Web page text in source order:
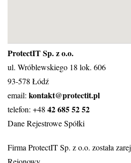
ProtectIT
ul. Wróblewskiego 18 lok. 606
93-578 Łódź
email: kontakt@protectit.pl
telefon: +48 42 685 52 52
Dane Rejestrowe Spółki
Firma ProtectIT Sp. z o.o. została